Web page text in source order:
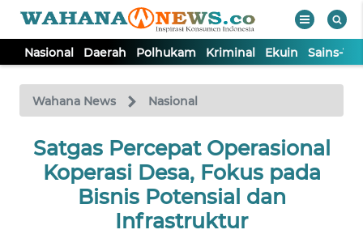
Nasional Daerah Polhukam Kriminal Ekuin Sains-
Wahana News Nasional
Satgas Percepat Operasional
Koperasi Desa, Fokus pada
Bisnis Potensial dan
Infrastruktur
TV
Tutup
NASIONAL